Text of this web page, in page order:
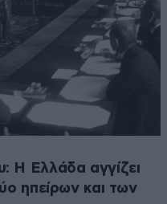
Η Ελλάδα αγγίζει
ηπείρων και των